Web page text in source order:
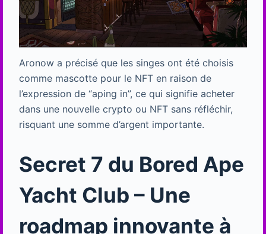
Aronow a précisé que les singes ont été choisis
comme mascotte pour le NFT en raison de
l’expression de “aping in”, ce qui signifie acheter
dans une nouvelle crypto ou NFT sans réfléchir,
risquant une somme d’argent importante.
Secret 7 du Bored Ape
Yacht Club – Une
roadmap innovante à